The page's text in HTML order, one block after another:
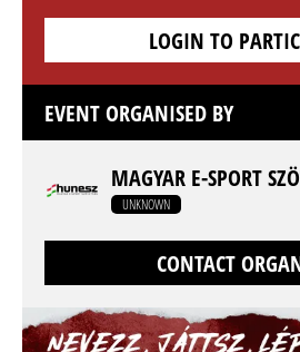
LOGIN TO
EVENT ORGANISED BY
MAGYAR E-SPORT
UNKNOWN
CONTACT